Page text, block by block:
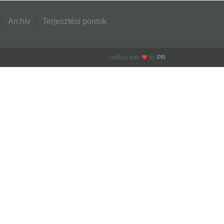
Archív Terjesztési pontok
crafted with by PR